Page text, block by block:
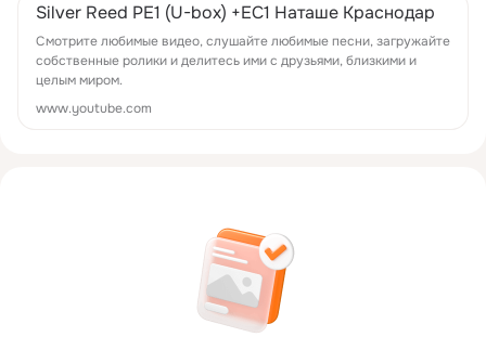
Silver Reed PE1 (U-box) +ЕС1 Наташе Краснодар
Смотрите любимые видео, слушайте любимые песни, загружайте
собственные ролики и делитесь ими с друзьями, близкими и
целым миром.
www.youtube.com